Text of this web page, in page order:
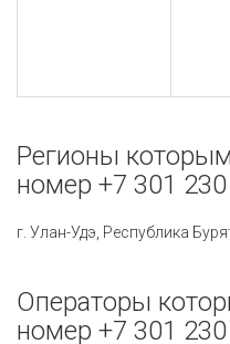
Регионы
номер +7 301
г. Улан-Удэ, Республика
Операторы
номер +7 301